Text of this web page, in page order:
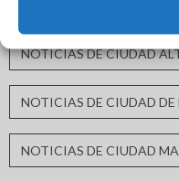
NOTICIAS DE CIUDAD
NOTICIAS DE CIUDAD DE
NOTICIAS DE CIUDAD